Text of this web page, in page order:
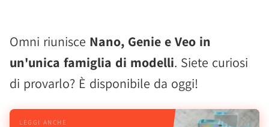
Omni riunisce Nano, Genie e Veo in
un'unica famiglia di modelli. Siete curiosi
di provarlo? È disponibile da oggi!